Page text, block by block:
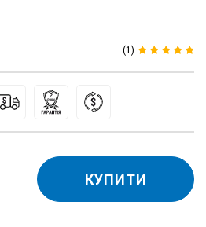
(1)
КУПИТИ